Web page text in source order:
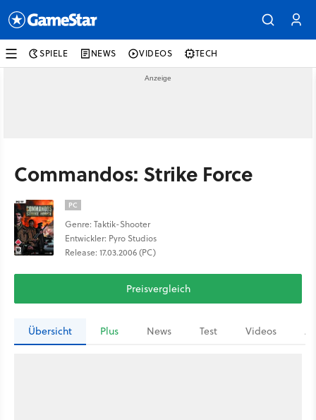
SPIELE NEWS VIDEOS TECH
Commandos: Strike Force
PC
Genre: Taktik-Shooter
Entwickler: Pyro Studios
Release: 17.03.2006 (PC)
Preisvergleich
Übersicht Plus News Test Videos